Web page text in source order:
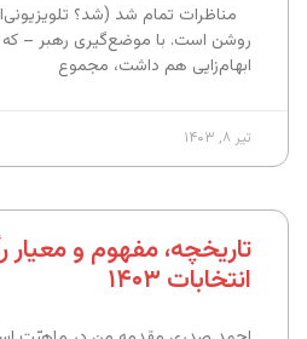
مناظرات تمام شد (شد؟
روشن است. با موضع‌گیری رهبر – که
ابهام‌زایی هم داشت، مجموع
تیر ۸, ۱۴۰۳
تاریخچه، مفهوم و معیار
انتخابات ۱۴۰۳